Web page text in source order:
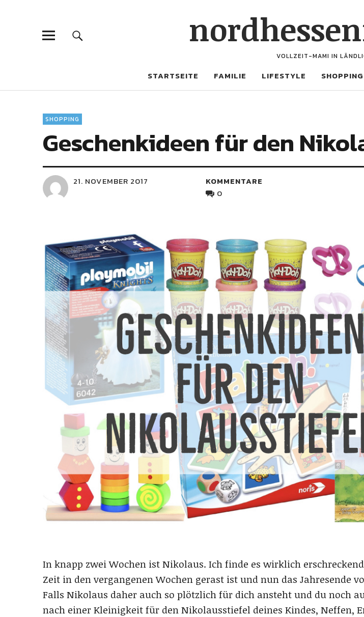
VOLLZEIT-MAMI IN
STARTSEITE FAMILIE LIFESTYLE SHOPPING
SHOPPING
Geschenkideen für den
21. NOVEMBER 2017
KOMMENTARE
0
In knapp zwei Wochen ist Nikolaus. Ich finde es wirklich
Zeit in den vergangenen Wochen gerast ist und nun das Jahresende
Falls Nikolaus daher auch so plötzlich für dich ansteht und du noch
nach einer Kleinigkeit für den Nikolausstiefel deines Kindes, Neffen,